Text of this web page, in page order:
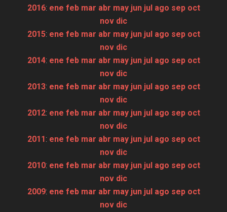
2016: ene feb mar abr may jun jul ago sep oct
nov dic
2015: ene feb mar abr may jun jul ago sep oct
nov dic
2014: ene feb mar abr may jun jul ago sep oct
nov dic
2013: ene feb mar abr may jun jul ago sep oct
nov dic
2012: ene feb mar abr may jun jul ago sep oct
nov dic
2011: ene feb mar abr may jun jul ago sep oct
nov dic
2010: ene feb mar abr may jun jul ago sep oct
nov dic
2009: ene feb mar abr may jun jul ago sep oct
nov dic